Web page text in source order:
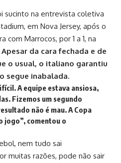
sucinto na entrevista coletiva
em Nova Jersey, após o
com Marrocos, por 1 a 1, na
Apesar da cara fechada e de
o usual, o italiano garantiu
segue inabalada.
A equipe estava ansiosa,
Fizemos um segundo
não é mau. A Copa
jogo”, comentou o
nem tudo sai
muitas razões, pode não sair